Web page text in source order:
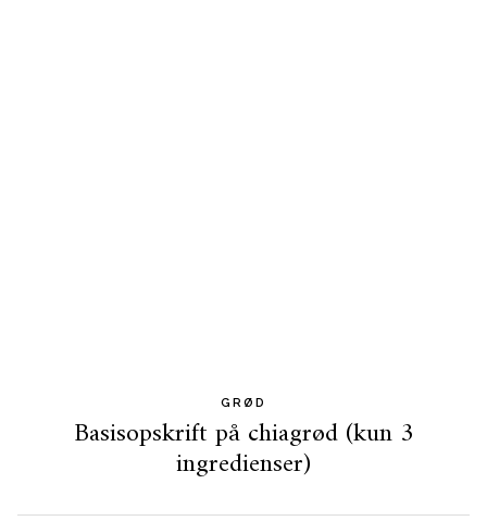
GRØD
Basisopskrift på chiagrød (kun 3
ingredienser)